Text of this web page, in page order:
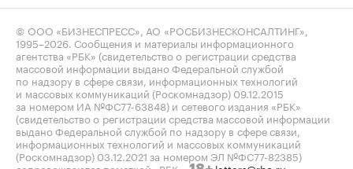
© ООО «БИЗНЕСПРЕСС», АО «РОСБИЗНЕСКОНСАЛТИНГ»,
1995–2026 . Сообщения и материалы информационного
агентства «РБК» (свидетельство о регистрации средства
массовой информации выдано Федеральной службой
по надзору в сфере связи, информационных технологий
и массовых коммуникаций (Роскомнадзор) 09.12.2015
за номером ИА №ФС77-63848) и сетевого издания «РБК»
(свидетельство о регистрации средства массовой информации
выдано Федеральной службой по надзору в сфере связи,
информационных технологий и массовых коммуникаций
(Роскомнадзор) 03.12.2021 за номером ЭЛ №ФС77-82385)